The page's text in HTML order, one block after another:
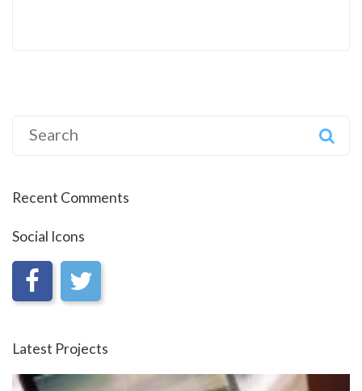
for:
Recent Comments
Social Icons
Latest Projects